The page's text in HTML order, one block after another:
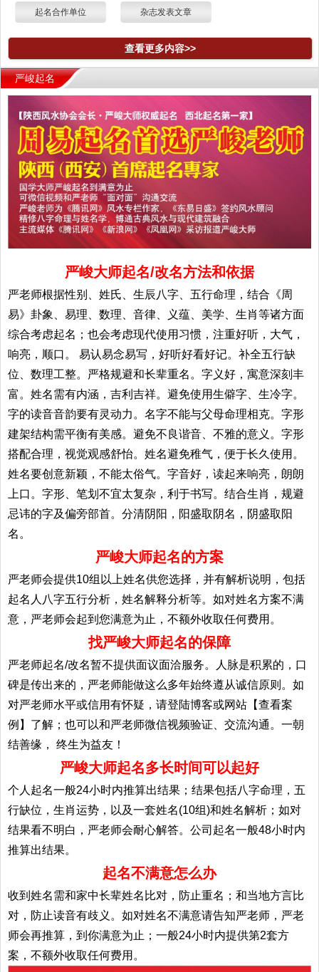
起名合作单位 杂志发表文章
查看更多内容>>
严峻起名
严峻大师起名/改名方法和依据
严老师根据性别、姓氏、生辰八字、五行命理，结合《周
易》卦象、易理、数理、音律、义蕴、美学、生肖等诸方面
综合考虑起名；也会考虑现代使用习惯，注重好听，大气，
响亮，顺口。 易认易念易写，好听好看好记。补全五行缺
位、数理工整。严格规避和长辈重名。字义好，寓意深刻丰
富。姓名需有内涵，吉利吉祥。避免使用生僻字、生冷字。
字的读音音韵要有灵动力。名字不能与父母命理相克。字形
建架结构需平衡有美感。避免不良谐音、不雅的意义。字形
搭配合理，视觉观感舒怡。姓名避免稚气，便于长久使用。
姓名要创意新颖，不能太俗气。字音好，读起来响亮，朗朗
上口。字形、笔划不宜太复杂，利于书写。结合生肖，规避
忌讳的字及偏旁部首。分清阴阳，阳盛取阴名，阴盛取阳
名。
严峻大师起名的方案
严老师会提供10组以上姓名供您选择，并有解析说明，包括
起名人八字五行分析，姓名解释分析等。如对姓名方案不满
意，严老师会起到您满意为止，不额外收取任何费用。
找严峻大师起名的保障
严老师起名/改名暂不提供面议面洽服务。人脉是积累的，口
碑是传出来的，严老师能做这么多年始终遵从诚信原则。如
对严老师水平或信用有怀疑，请登陆博客或网站【查看案
例】了解；也可以和严老师微信视频验证、交流沟通。一朝
结善缘， 终生为益友！
严峻大师起名多长时间可以起好
个人起名一般24小时内推算出结果；结果包括八字命理，五
行缺位，生肖运势，以及一套姓名(10组)和姓名解析；如对
结果看不明白，严老师会耐心解答。公司起名一般48小时内
推算出结果。
起名不满意怎么办
收到姓名需和家中长辈姓名比对，防止重名；和当地方言比
对，防止读音有歧义。如对姓名不满意请告知严老师，严老
师会再推算，到你满意为止；一般24小时内提供第2套方
案，不额外收取任何费用。